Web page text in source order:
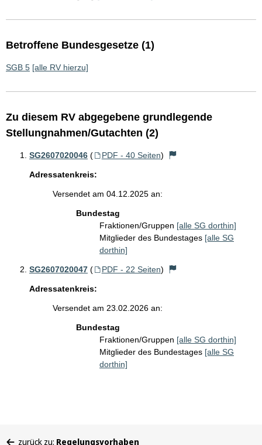
Betroffene Bundesgesetze (1)
SGB 5 [alle RV hierzu]
Zu diesem RV abgegebene grundlegende
Stellungnahmen/Gutachten (2)
SG2607020046 ( PDF - 40 Seiten)
Adressatenkreis:
Versendet am 04.12.2025 an:
Bundestag
Fraktionen/Gruppen [alle SG dorthin]
Mitglieder des Bundestages [alle SG
dorthin]
SG2607020047 ( PDF - 22 Seiten)
Adressatenkreis:
Versendet am 23.02.2026 an:
Bundestag
Fraktionen/Gruppen [alle SG dorthin]
Mitglieder des Bundestages [alle SG
dorthin]
zurück zu: Regelungsvorhaben